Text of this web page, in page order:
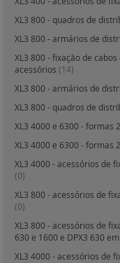
XL3 800 - quadros de
XL3 800 - armários de
XL3 800 - fixação de
acessórios (14)
XL3 800 - armários de
XL3 800 - quadros de
XL3 4000 e 6300 - formas
XL3 4000 e 6300 - formas
XL3 4000 - acessórios de
(0)
XL3 800 - acessórios de
(0)
XL3 800 - acessórios de
630 e 1600 e DPX3 630
XL3 4000 - acessórios de